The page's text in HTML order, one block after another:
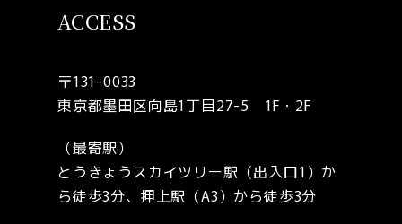
ACCESS
〒131-0033
東京都墨田区向島1丁目27-5 1F・2F
（最寄駅）
とうきょうスカイツリー駅（出入口1）か
ら徒歩3分、押上駅（A3）から徒歩3分